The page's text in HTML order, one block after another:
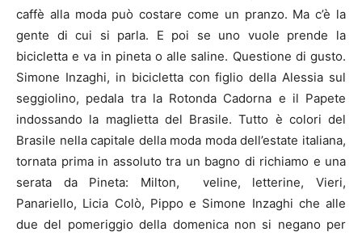
caffè alla moda può costare come un pranzo. Ma c’è la
gente di cui si parla. E poi se uno vuole prende la
bicicletta e va in pineta o alle saline. Questione di gusto.
Simone Inzaghi, in bicicletta con figlio della Alessia sul
seggiolino, pedala tra la Rotonda Cadorna e il Papete
indossando la maglietta del Brasile. Tutto è colori del
Brasile nella capitale della moda moda dell’estate italiana,
tornata prima in assoluto tra un bagno di richiamo e una
serata da Pineta: Milton, veline, letterine, Vieri,
Panariello, Licia Colò, Pippo e Simone Inzaghi che alle
due del pomeriggio della domenica non si negano per